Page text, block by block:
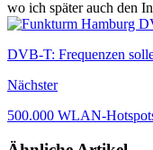
wo ich später auch den
DVB-T: Frequenzen
Nächster
500.000 WLAN-